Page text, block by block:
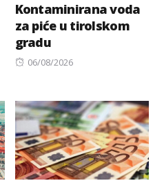
Kontaminirana voda
za piće u tirolskom
gradu
Posted
06/08/2026